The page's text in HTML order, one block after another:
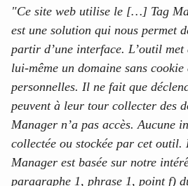
"Ce site web utilise le […] Tag
est une solution qui nous permet
partir d’une interface. L’outil
lui-même un domaine sans
personnelles. Il ne fait que
peuvent à leur tour collecter des
Manager n’a pas accès. Aucune
collectée ou stockée par cet
Manager est basée sur notre
paragraphe 1, phrase 1, point f)